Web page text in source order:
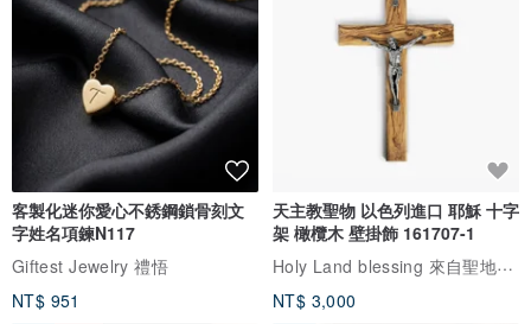
客製化迷你愛心不銹鋼鎖骨刻文
字姓名項鍊N117
Giftest Jewelry 禮悟
NT$ 951
天主教聖物 以色列進口 耶穌 十字
架 橄欖木 壁掛飾 161707-1
Holy Land blessing 來自聖地的祝福
NT$ 3,000